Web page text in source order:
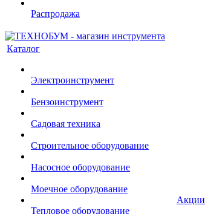
Распродажа
Каталог
Электроинструмент
Бензоинструмент
Садовая техника
Строительное оборудование
Насосное оборудование
Моечное оборудование
Тепловое оборудование
Акции